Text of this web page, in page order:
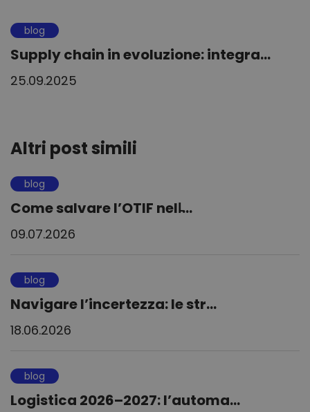
blog
Supply chain in evoluzione: integra...
25.09.2025
Altri post simili
blog
Come salvare l’OTIF nell̵...
09.07.2026
blog
Navigare l’incertezza: le str...
18.06.2026
blog
Logistica 2026–2027: l’automa...